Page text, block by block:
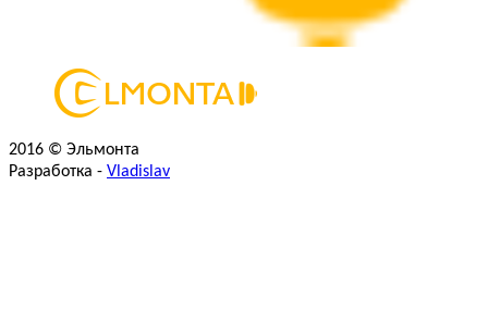
2016 © Эльмонта
Разработка - Vladislav